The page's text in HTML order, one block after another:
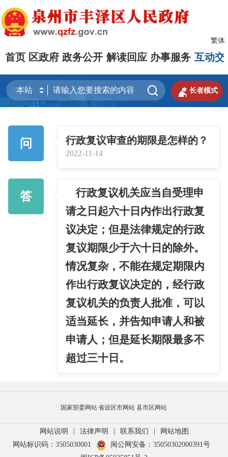
繁体
首页 区政府 政务公开 解读回应 办事服务 互动交
  长者模式
问 行政复议审查的期限是怎样的？
2022-11-14
答
行政复议机关应当自受理申
请之日起六十日内作出行政复
议决定；但是法律规定的行政
复议期限少于六十日的除外。
情况复杂，不能在规定期限内
作出行政复议决定的，经行政
复议机关的负责人批准，可以
适当延长，并告知申请人和被
申请人；但是延长期限最多不
超过三十日。
国家部委网站省设区市网站 县市区网站
网站说明 | 法律声明 | 联系我们 |
网站地图
网站标识码：3505030001
闽公网安备：35050302000391号